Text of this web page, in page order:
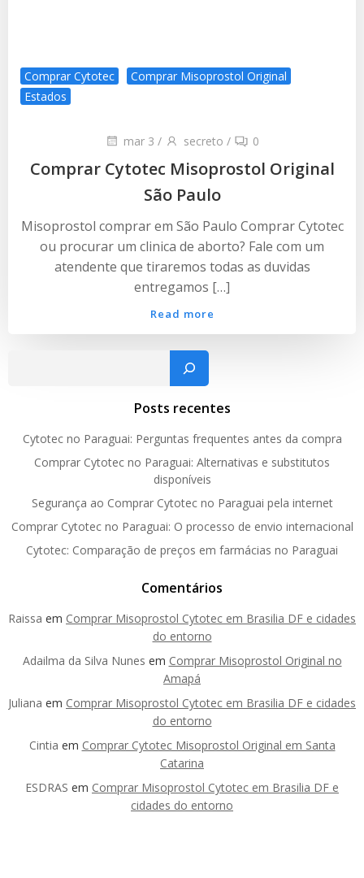
Comprar Cytotec
Comprar Misoprostol Original
Estados
mar 3 / secreto / 0
Comprar Cytotec Misoprostol Original
São Paulo
Misoprostol comprar em São Paulo Comprar Cytotec
ou procurar um clinica de aborto? Fale com um
atendente que tiraremos todas as duvidas
entregamos […]
Read more
Pesquisar
Posts recentes
Cytotec no Paraguai: Perguntas frequentes antes da compra
Comprar Cytotec no Paraguai: Alternativas e substitutos
disponíveis
Segurança ao Comprar Cytotec no Paraguai pela internet
Comprar Cytotec no Paraguai: O processo de envio internacional
Cytotec: Comparação de preços em farmácias no Paraguai
Comentários
Raissa em Comprar Misoprostol Cytotec em Brasilia DF e cidades
do entorno
Adailma da Silva Nunes em Comprar Misoprostol Original no
Amapá
Juliana em Comprar Misoprostol Cytotec em Brasilia DF e cidades
do entorno
Cintia em Comprar Cytotec Misoprostol Original em Santa
Catarina
ESDRAS em Comprar Misoprostol Cytotec em Brasilia DF e
cidades do entorno